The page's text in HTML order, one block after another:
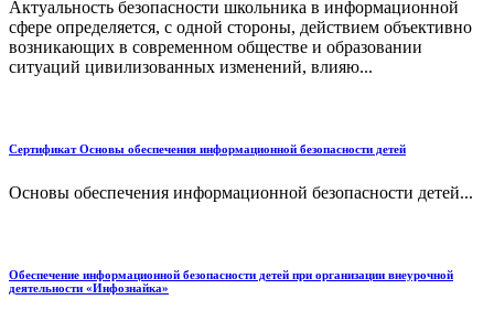
Актуальность безопасности школьника в информационной
сфере определяется, с одной стороны, действием объективно
возникающих в современном обществе и образовании
ситуаций цивилизованных изменений, влияю...
Сертификат Основы обеспечения информационной безопасности детей
Основы обеспечения информационной безопасности детей...
Обеспечение информационной безопасности детей при организации внеурочной
деятельности «Инфознайка»